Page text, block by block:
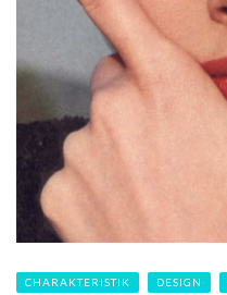
CHARAKTERISTIK DESIGN